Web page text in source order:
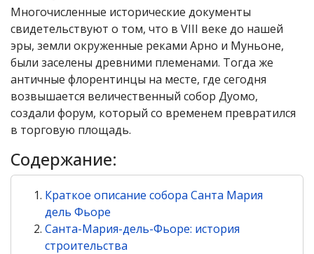
Многочисленные исторические документы
свидетельствуют о том, что в VIII веке до нашей
эры, земли окруженные реками Арно и Муньоне,
были заселены древними племенами. Тогда же
античные флорентинцы на месте, где сегодня
возвышается величественный собор Дуомо,
создали форум, который со временем превратился
в торговую площадь.
Содержание:
Краткое описание собора Санта Мария
дель Фьоре
Санта-Мария-дель-Фьоре: история
строительства